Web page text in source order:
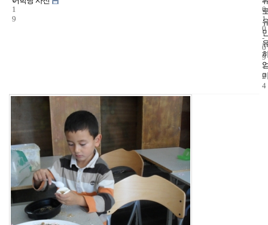
1
9
0
1
0
-
0
9
-
2
4